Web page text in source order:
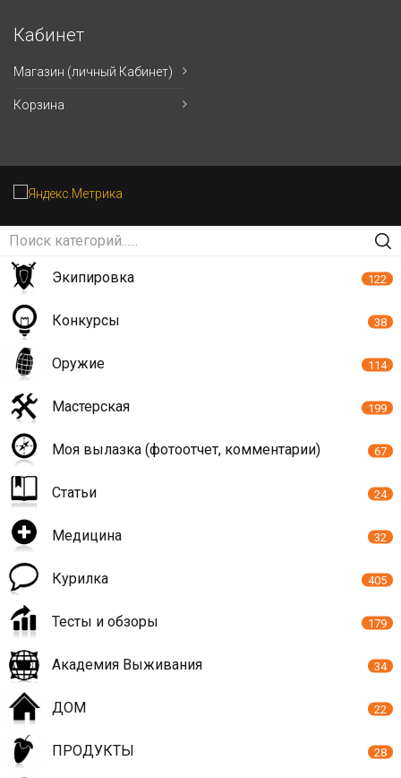
Кабинет
Магазин (личный Кабинет)
Корзина
Экипировка 122
Конкурсы 38
Оружие 114
Мастерская 199
Моя вылазка (фотоотчет, комментарии) 67
Статьи 24
Медицина 32
Курилка 405
Тесты и обзоры 179
Академия Выживания 34
ДОМ 22
ПРОДУКТЫ 28